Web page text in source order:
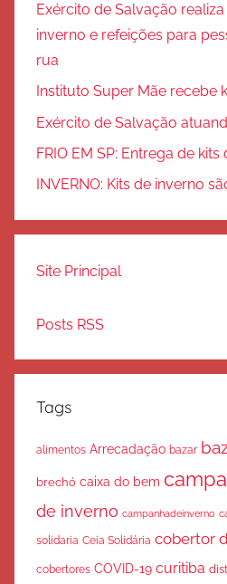
Exército de Salvação
inverno e refeições para
rua
Instituto Super Mãe recebe
Exército de Salvação
FRIO EM SP: Entrega de
INVERNO: Kits de inverno
Site Principal
Posts RSS
Tags
alimentos Arrecadação bazar
brechó caixa do bem
de inverno campanhadeinverno
solidaria Ceia Solidária cobertor
cobertores COVID-19 curitiba